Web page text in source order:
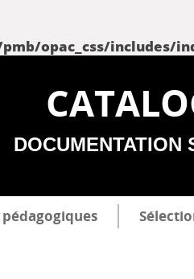
opac_css/includes/
DOCUMENTATION